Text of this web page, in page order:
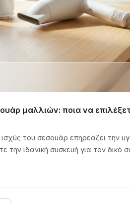
μαλλιών: ποια να
του σεσουάρ επηρεάζει την
την ιδανική συσκευή για τον δικό